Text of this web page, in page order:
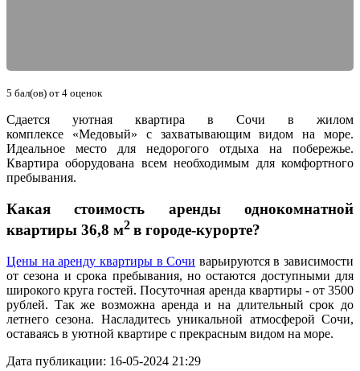
5 бал(ов) от 4 оценок
Сдается уютная квартира в Сочи в жилом
комплексе «Медовый» с захватывающим видом на море.
Идеальное место для недорогого отдыха на побережье.
Квартира оборудована всем необходимым для комфортного
пребывания.
Какая стоимость аренды однокомнатной
квартиры 36,8 м2 в городе-курорте?
Цены на аренду квартиры в Сочи варьируются в зависимости
от сезона и срока пребывания, но остаются доступными для
широкого круга гостей. Посуточная аренда квартиры - от 3500
рублей. Так же возможна аренда и на длительный срок до
летнего сезона. Насладитесь уникальной атмосферой Сочи,
оставаясь в уютной квартире с прекрасным видом на море.
Дата публикации: 16-05-2024 21:29